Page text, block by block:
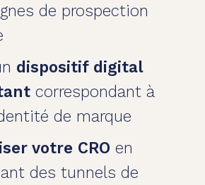
de prospection
dispositif digital
correspondant à
de marque
votre CRO en
des tunnels de